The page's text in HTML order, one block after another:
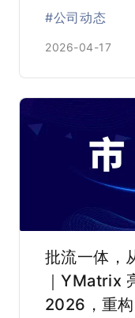
#公司动态
2026-04-17
批流一体，
｜YMatrix
2026，重